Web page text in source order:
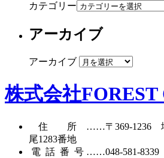
カテゴリー
アーカイブ
アーカイブ
株式会社
住所……〒369-1236
尾1283番地
電話番号……048-581-8339